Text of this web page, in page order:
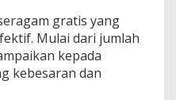
gratis yang
Mulai dari jumlah
kepada
kebesaran dan